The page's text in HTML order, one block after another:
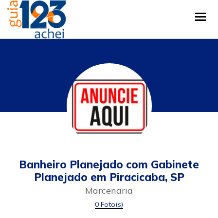
Banheiro Planejado com Gabinete
Planejado em Piracicaba, SP
Marcenaria
0 Foto(s)